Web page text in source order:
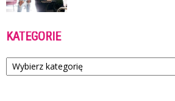
KATEGORIE
Kategorie